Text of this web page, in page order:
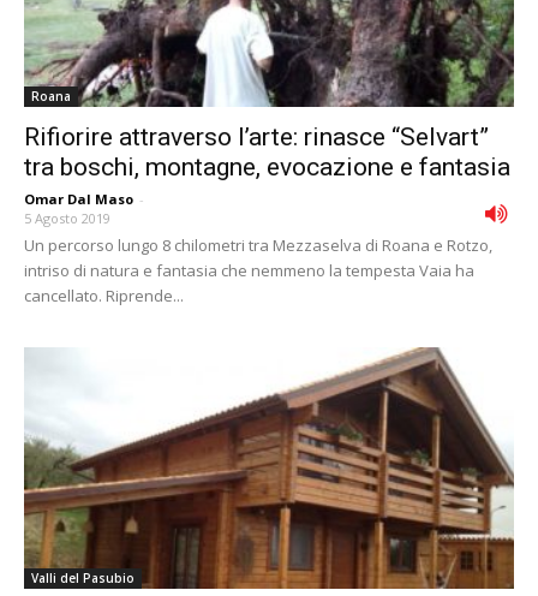
Roana
Rifiorire attraverso l’arte: rinasce “Selvart”
tra boschi, montagne, evocazione e fantasia
Omar Dal Maso -
5 Agosto 2019
Un percorso lungo 8 chilometri tra Mezzaselva di Roana e Rotzo,
intriso di natura e fantasia che nemmeno la tempesta Vaia ha
cancellato. Riprende...
Valli del Pasubio